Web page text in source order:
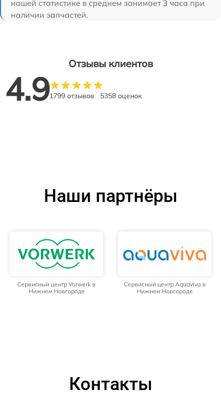
нашей статистике в среднем занимает 3 часа при
наличии запчастей.
Отзывы клиентов
4.91799 отзывов 5358 оценок
Наши партнёры
Сервисный центр Vorwerk в
Нижнем Новгороде
Сервисный центр Aquaviva в
Нижнем Новгороде
Контакты